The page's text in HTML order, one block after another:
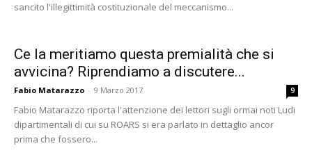
sancito l'illegittimità costituzionale del meccanismo...
Ce la meritiamo questa premialità che si
avvicina? Riprendiamo a discutere...
Fabio Matarazzo - 9 Marzo 2017 9
Fabio Matarazzo riporta l'attenzione dei lettori sugli ormai noti Ludi
dipartimentali di cui su ROARS si era parlato in dettaglio ancor
prima che fossero...